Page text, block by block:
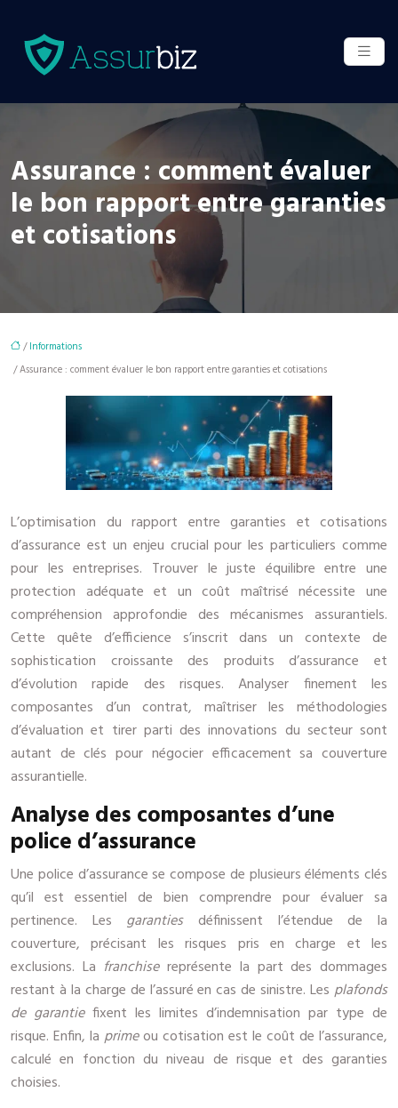
Assurance : comment évaluer
le bon rapport entre garanties
et cotisations
/Informations
/ Assurance : comment évaluer le bon rapport entre garanties et cotisations
L’optimisation du rapport entre garanties et cotisations
d’assurance est un enjeu crucial pour les particuliers comme
pour les entreprises. Trouver le juste équilibre entre une
protection adéquate et un coût maîtrisé nécessite une
compréhension approfondie des mécanismes assurantiels.
Cette quête d’efficience s’inscrit dans un contexte de
sophistication croissante des produits d’assurance et
d’évolution rapide des risques. Analyser finement les
composantes d’un contrat, maîtriser les méthodologies
d’évaluation et tirer parti des innovations du secteur sont
autant de clés pour négocier efficacement sa couverture
assurantielle.
Analyse des composantes d’une
police d’assurance
Une police d’assurance se compose de plusieurs éléments clés
qu’il est essentiel de bien comprendre pour évaluer sa
pertinence. Les garantiesdéfinissent l’étendue de la
couverture, précisant les risques pris en charge et les
exclusions. La franchisereprésente la part des dommages
restant à la charge de l’assuré en cas de sinistre. Les plafonds
de garantie fixent les limites d’indemnisation par type de
risque. Enfin, la primeou cotisation est le coût de l’assurance,
calculé en fonction du niveau de risque et des garanties
choisies.